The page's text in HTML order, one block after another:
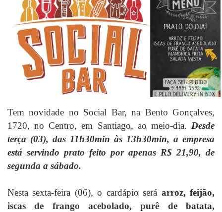
Tem novidade no Social Bar, na Bento Gonçalves,
1720, no Centro, em Santiago, ao meio-dia. Desde
terça (03), das 11h30min às 13h30min, a empresa
está servindo prato feito por apenas R$ 21,90, de
segunda a sábado.
Nesta sexta-feira (06), o cardápio será arroz, feijão,
iscas de frango acebolado, purê de batata,